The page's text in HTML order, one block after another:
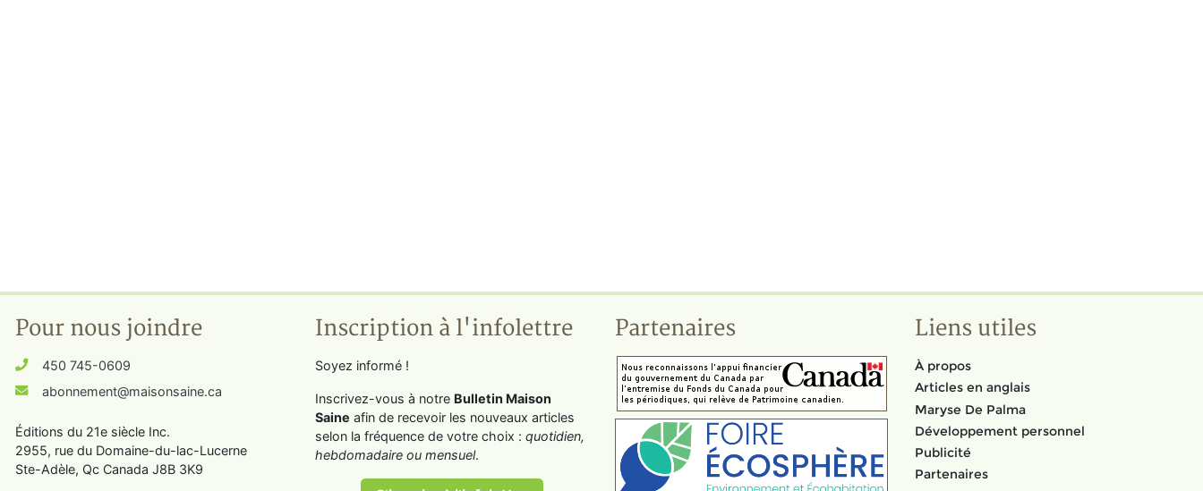
Pour nous joindre
450 745-0609
abonnement@maisonsaine.ca
Éditions du 21e siècle Inc.
2955, rue du Domaine-du-lac-Lucerne
Ste-Adèle, Qc Canada J8B 3K9
Inscription à l'infolettre
Soyez informé !
Inscrivez-vous à notre Bulletin Maison
Saine afin de recevoir les nouveaux articles
selon la fréquence de votre choix : quotidien,
hebdomadaire ou mensuel.
Partenaires Liens utiles
À propos
Articles en anglais
Maryse De Palma
Développement personnel
Publicité
Partenaires